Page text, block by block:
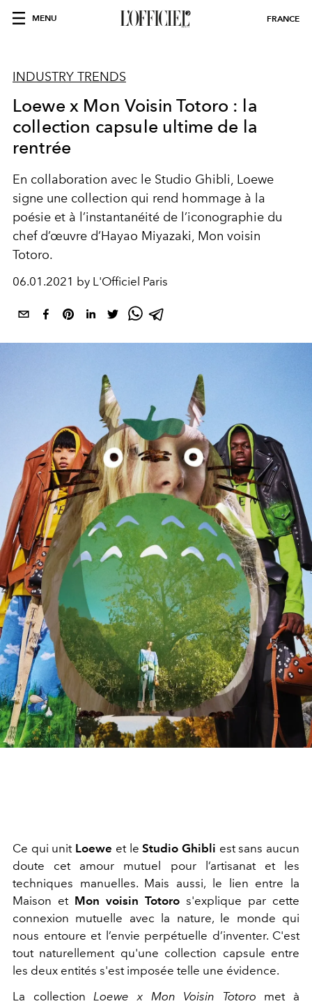
MENU FRANCE
INDUSTRY TRENDS
Loewe x Mon Voisin Totoro : la
collection capsule ultime de la
rentrée
En collaboration avec le Studio Ghibli, Loewe
signe une collection qui rend hommage à la
poésie et à l’instantanéité de l’iconographie du
chef d’œuvre d’Hayao Miyazaki, Mon voisin
Totoro.
06.01.2021 by L'Officiel Paris
Ce qui unit Loewe et leStudio Ghibli est sans aucun
doute cet amour mutuel pour l’artisanat et les
techniques manuelles. Mais aussi, le lien entre la
Maison et Mon voisin Totoro s'explique par cette
connexion mutuelle avec la nature, le monde qui
nous entoure et l’envie perpétuelle d’inventer. C'est
tout naturellement qu'une collection capsule entre
les deux entités s'est imposée telle une évidence.
La collectionLoewe x Mon Voisin Totoro met à